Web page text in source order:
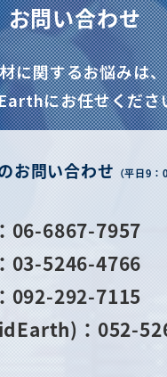
お問い合わせ
に関するお悩みは、
にお任せくださ
お問い合わせ （平日9：
：06-6867-7957
03-5246-4766
092-292-7115
：052-